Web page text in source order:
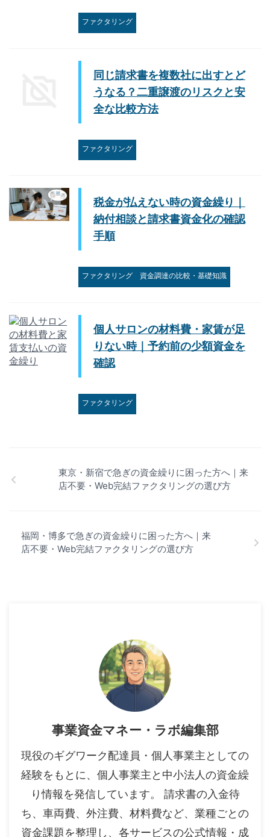
ファクタリング
同じ請求書を複数社に出すとど
うなる？二重譲渡のリスクと安
全な比較方法
ファクタリング
税金が払えない時の資金繰り｜
納付相談と請求書資金化の確認
手順
ファクタリング 資金調達の比較・基礎知識
個人サロンの材料費・家賃が足
りない時｜予約前の少額資金を
確認
ファクタリング
東京・新宿で急ぎの資金繰りに困った方へ｜来
店不要・Web完結ファクタリングの選び方
福岡・博多で急ぎの資金繰りに困った方へ｜来
店不要・Web完結ファクタリングの選び方
事業資金マネー・ラボ編集部
現役のギグワーク配達員・個人事業主としての
経験をもとに、個人事業主と中小法人の資金繰
り情報を発信しています。 請求書の入金待
ち、車両費、外注費、材料費など、業種ごとの
資金課題を整理し、各サービスの公式情報・成